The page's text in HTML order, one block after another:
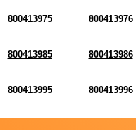
800413975 800413976
800413985 800413986
800413995 800413996